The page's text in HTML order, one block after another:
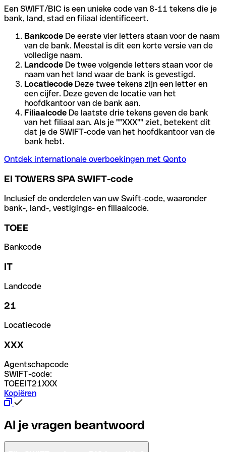
Een SWIFT/BIC is een unieke code van 8-11 tekens die je
bank, land, stad en filiaal identificeert.
Bankcode De eerste vier letters staan voor de naam
van de bank. Meestal is dit een korte versie van de
volledige naam.
Landcode De twee volgende letters staan voor de
naam van het land waar de bank is gevestigd.
Locatiecode Deze twee tekens zijn een letter en
een cijfer. Deze geven de locatie van het
hoofdkantoor van de bank aan.
Filiaalcode De laatste drie tekens geven de bank
van het filiaal aan. Als je ""XXX"" ziet, betekent dit
dat je de SWIFT-code van het hoofdkantoor van de
bank hebt.
Ontdek internationale overboekingen met Qonto
EI TOWERS SPA SWIFT-code
Inclusief de onderdelen van uw Swift-code, waaronder
bank-, land-, vestigings- en filiaalcode.
TOEE
Bankcode
IT
Landcode
21
Locatiecode
XXX
Agentschapcode
SWIFT-code:
TOEEIT21XXX
Kopiëren
Al je vragen beantwoord